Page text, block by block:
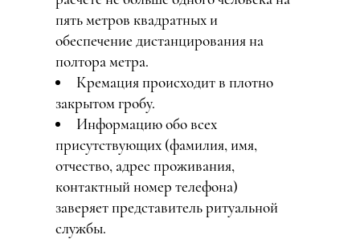
пять метров квадратных и
обеспечение дистанцирования на
полтора метра.
Кремация происходит в плотно
закрытом гробу.
Информацию обо всех
присутствующих (фамилия, имя,
отчество, адрес проживания,
контактный номер телефона)
заверяет представитель ритуальной
службы.